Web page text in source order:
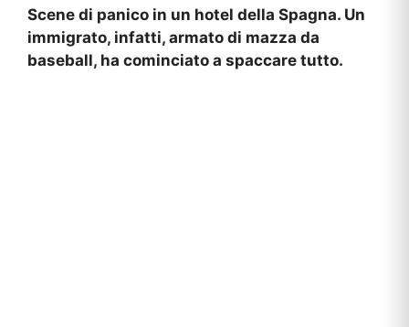
Scene di panico in un hotel della Spagna. Un
immigrato, infatti, armato di mazza da
baseball, ha cominciato a spaccare tutto.